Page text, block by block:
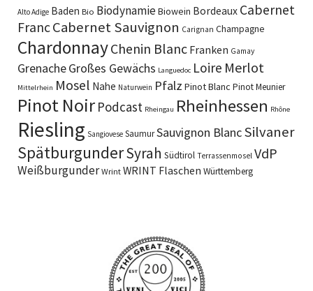
Alto Adige Baden Bio BiodynamieBiowein Bordeaux Cabernet
FrancCabernet Sauvignon Carignan Champagne
ChardonnayChenin Blanc Franken Gamay
GrenacheGroßes Gewächs Languedoc Loire Merlot
Mittelrhein Mosel Nahe Naturwein Pfalz Pinot Blanc Pinot Meunier
Pinot Noir Podcast Rheingau Rheinhessen Rhône
Riesling Sangiovese SaumurSauvignon BlancSilvaner
SpätburgunderSyrah Südtirol Terrassenmosel VdP
Weißburgunder Wrint WRINT Flaschen Württemberg